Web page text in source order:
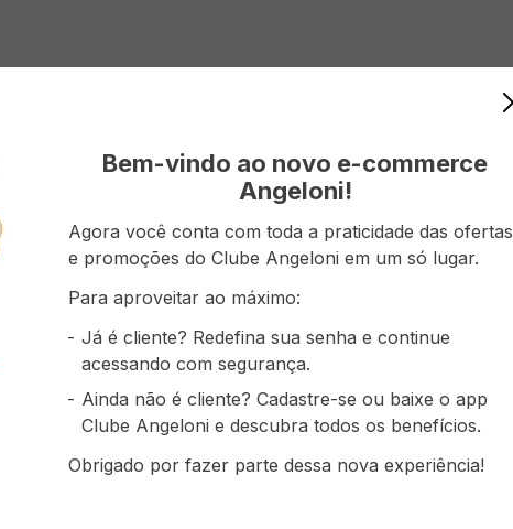
Alho Poró
Bem-vindo ao novo e-commerce
Angeloni!
Agora você conta com toda a praticidade das ofertas
e promoções do Clube Angeloni em um só lugar.
Para aproveitar ao máximo:
Já é cliente? Redefina sua senha e continue
acessando com segurança.
Ainda não é cliente? Cadastre-se ou baixe o app
Clube Angeloni e descubra todos os benefícios.
Obrigado por fazer parte dessa nova experiência!